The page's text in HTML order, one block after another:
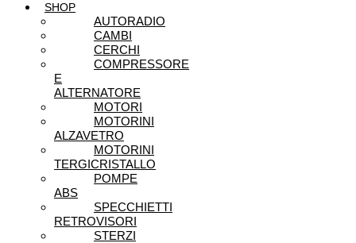
SHOP
AUTORADIO
CAMBI
CERCHI
COMPRESSORE
E
ALTERNATORE
MOTORI
MOTORINI
ALZAVETRO
MOTORINI
TERGICRISTALLO
POMPE
ABS
SPECCHIETTI
RETROVISORI
STERZI